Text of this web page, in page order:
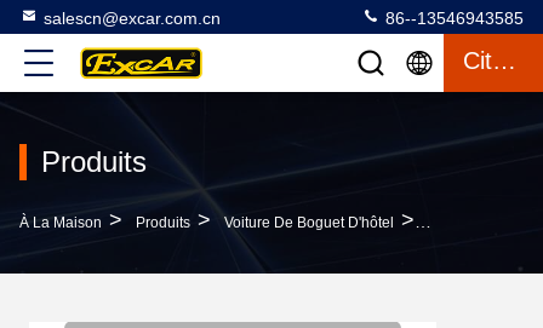
salescn@excar.com.cn 86--13546943585
Citation
Produits
À La Maison > Produits > Voiture De Boguet D'hôtel >